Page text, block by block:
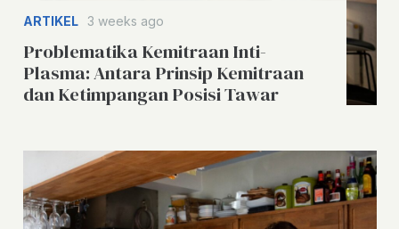
ARTIKEL 3 weeks ago
Problematika Kemitraan Inti-
Plasma: Antara Prinsip Kemitraan
dan Ketimpangan Posisi Tawar